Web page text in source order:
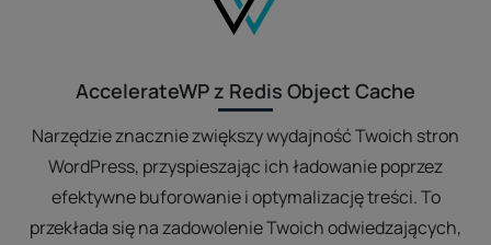
AccelerateWP z Redis Object Cache
Narzędzie znacznie zwiększy wydajność Twoich stron
WordPress, przyspieszając ich ładowanie poprzez
efektywne buforowanie i optymalizację treści. To
przekłada się na zadowolenie Twoich odwiedzających,